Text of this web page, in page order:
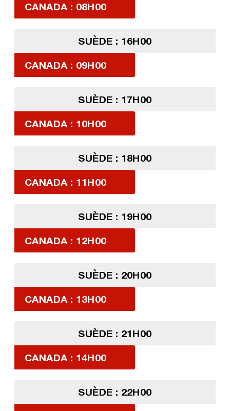
CANADA : 08H00
SUÈDE : 16H00
CANADA : 09H00
SUÈDE : 17H00
CANADA : 10H00
SUÈDE : 18H00
CANADA : 11H00
SUÈDE : 19H00
CANADA : 12H00
SUÈDE : 20H00
CANADA : 13H00
SUÈDE : 21H00
CANADA : 14H00
SUÈDE : 22H00